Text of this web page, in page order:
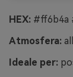
HEX: #ff6b4a
Atmosfera:
Ideale per: